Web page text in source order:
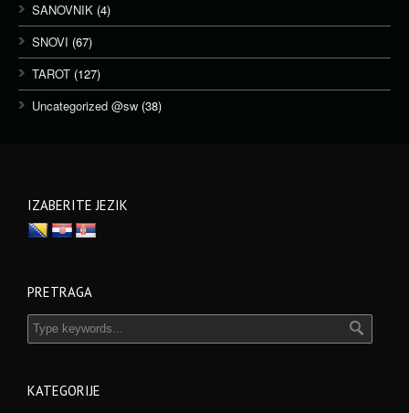
SANOVNIK (4)
SNOVI (67)
TAROT (127)
Uncategorized @sw (38)
IZABERITE JEZIK
PRETRAGA
KATEGORIJE